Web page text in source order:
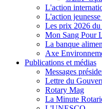
L'action
L'action
Les prix 2026
Mon Sang Pour
La banque
Axe
Publications et médias
Messages
Lettre du
Rotary Mag
La Minute